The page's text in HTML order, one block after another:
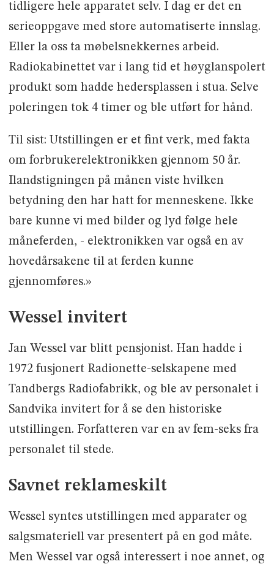
tidligere hele apparatet selv. I dag er det en
serieoppgave med store automatiserte innslag.
Eller la oss ta møbelsnekkernes arbeid.
Radiokabinettet var i lang tid et høyglanspolert
produkt som hadde hedersplassen i stua. Selve
poleringen tok 4 timer og ble utført for hånd.
Til sist: Utstillingen er et fint verk, med fakta
om forbrukerelektronikken gjennom 50 år.
Ilandstigningen på månen viste hvilken
betydning den har hatt for menneskene. Ikke
bare kunne vi med bilder og lyd følge hele
måneferden, - elektronikken var også en av
hovedårsakene til at ferden kunne
gjennomføres.»
Wessel invitert
Jan Wessel var blitt pensjonist. Han hadde i
1972 fusjonert Radionette-selskapene med
Tandbergs Radiofabrikk, og ble av personalet i
Sandvika invitert for å se den historiske
utstillingen. Forfatteren var en av fem-seks fra
personalet til stede.
Savnet reklameskilt
Wessel syntes utstillingen med apparater og
salgsmateriell var presentert på en god måte.
Men Wessel var også interessert i noe annet, og